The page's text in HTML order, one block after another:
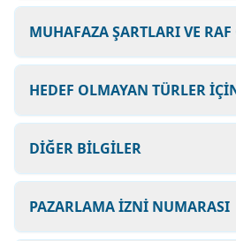
MUHAFAZA ŞARTLARI VE
HEDEF OLMAYAN TÜRLER
DİĞER BİLGİLER
PAZARLAMA İZNİ NUMARASI